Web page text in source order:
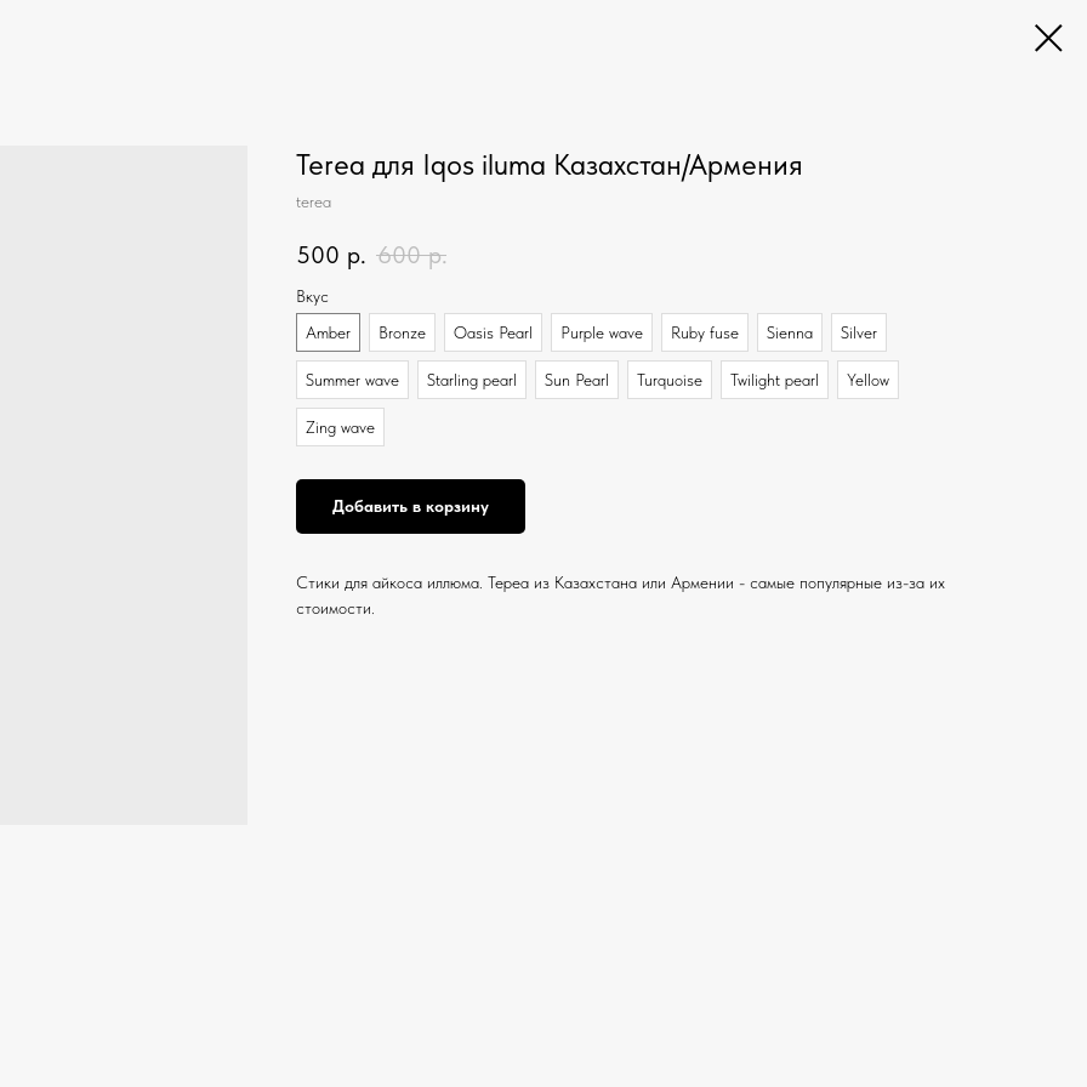
Terea для Iqos iluma Казахстан/Армения
terea
500 р. 600 р.
Вкус
Amber
Bronze Oasis Pearl Purple wave Ruby fuse Sienna Silver
Summer wave Starling pearl Sun Pearl Turquoise Twilight pearl Yellow
Zing wave
Добавить в корзину
Стики для айкоса иллюма. Тереа из Казахстана или Армении - самые популярные из-за их
стоимости.